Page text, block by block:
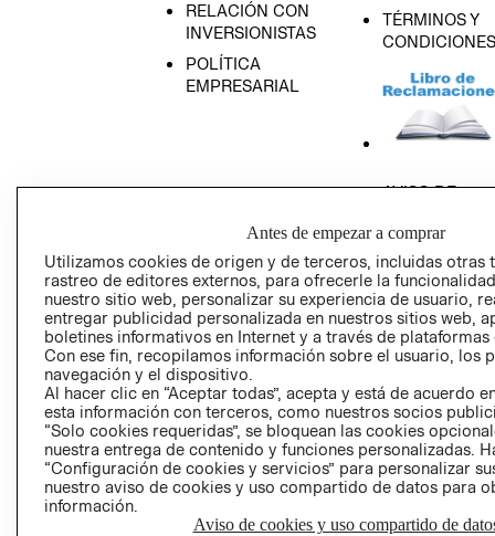
RELACIÓN CON
INVERSIONISTAS
POLÍTICA
EMPRESARIAL
TÉRMINOS Y
CONDICIONES
AVISO DE
GIFT CARD
AVISO DE
Perú (S/)
CAMBIAR REGIÓN
Antes de empezar a comprar
Utilizamos cookies de origen y de terceros, incluidas otras
rastreo de editores externos, para ofrecerle la
nuestro sitio web, personalizar su experiencia de usuario,
entregar publicidad personalizada en nuestros sitios web,
boletines informativos en Internet y a través de plataformas
Con ese fin, recopilamos información sobre el usuario, los
navegación y el dispositivo.
Al hacer clic en “Aceptar todas”, acepta y está de acuerdo
esta información con terceros, como nuestros socios
“Solo cookies requeridas”, se bloquean las cookies
nuestra entrega de contenido y funciones personalizadas.
“Configuración de cookies y servicios” para personalizar
nuestro aviso de cookies y uso compartido de datos para
información.
Aviso de cookies y uso compartido de